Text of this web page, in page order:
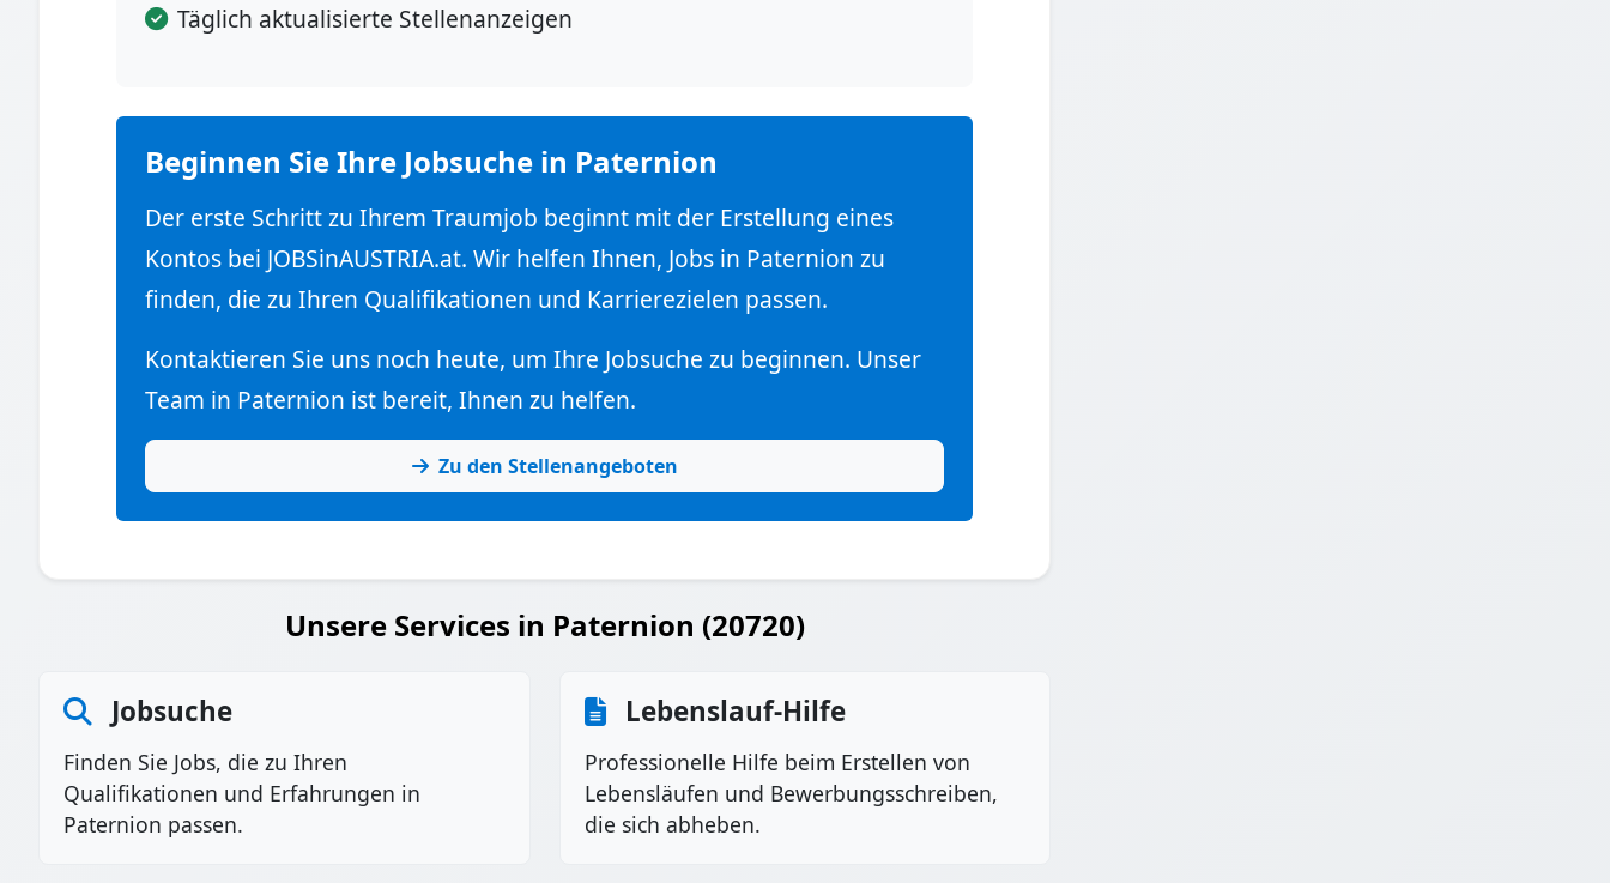
Täglich aktualisierte Stellenanzeigen
Beginnen Sie Ihre Jobsuche in Paternion
Der erste Schritt zu Ihrem Traumjob beginnt mit der Erstellung eines
Kontos bei JOBSinAUSTRIA.at. Wir helfen Ihnen, Jobs in Paternion zu
finden, die zu Ihren Qualifikationen und Karrierezielen passen.
Kontaktieren Sie uns noch heute, um Ihre Jobsuche zu beginnen. Unser
Team in Paternion ist bereit, Ihnen zu helfen.
Zu den Stellenangeboten
Unsere Services in Paternion (20720)
Jobsuche
Finden Sie Jobs, die zu Ihren
Qualifikationen und Erfahrungen in
Paternion passen.
Lebenslauf-Hilfe
Professionelle Hilfe beim Erstellen von
Lebensläufen und Bewerbungsschreiben,
die sich abheben.